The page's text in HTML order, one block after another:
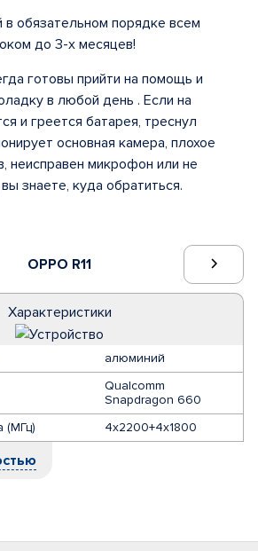
OPPO R11
Характеристики
алюминий
Qualcomm
Snapdragon 660
(МГц)
4x2200+4x1800
обязательном порядке всем
до 3-х месяцев!
готовы прийти на помощь и
в любой день . Если на
и греется батарея, треснул
основная камера, плохое
неисправен микрофон или не
знаете, куда обратиться.